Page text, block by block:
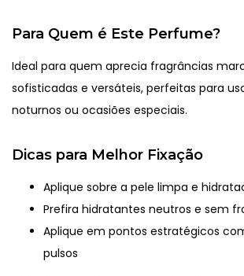
Para Quem é Este Perfume?
Ideal para quem aprecia fragrâncias
sofisticadas e versáteis, perfeitas para
noturnos ou ocasiões especiais.
Dicas para Melhor Fixação
Aplique sobre a pele limpa e
Prefira hidratantes neutros e sem
Aplique em pontos estratégicos
pulsos